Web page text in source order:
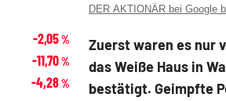
DER AKTIONÄR bei Google
Zuerst waren es nur
das Weiße Haus in
bestätigt. Geimpfte
-2,05%
-11,70%
-4,28%